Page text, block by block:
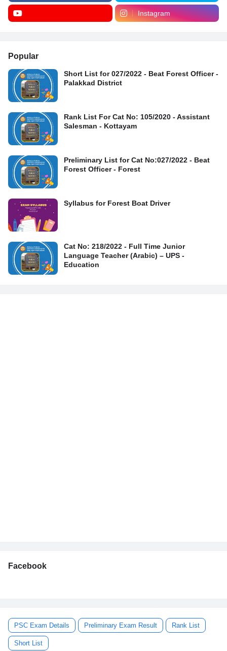
Instagram
Popular
Short List for 027/2022 - Beat Forest Officer -
Palakkad District
Rank List For Cat No: 105/2020 - Assistant
Salesman - Kottayam
Preliminary List for Cat No:027/2022 - Beat
Forest Officer - Forest
Syllabus for Forest Boat Driver
Cat No: 218/2022 - Full Time Junior
Language Teacher (Arabic) – UPS -
Education
Facebook
PSC Exam Details Preliminary Exam Result Rank List
Short List